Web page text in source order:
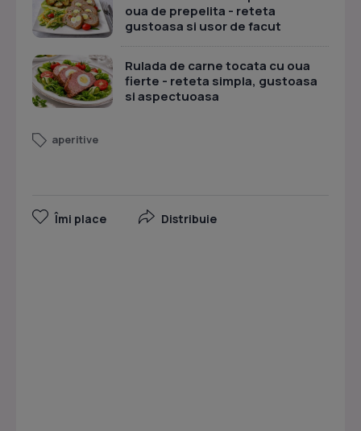
oua de prepelita - reteta
gustoasa si usor de facut
Rulada de carne tocata cu oua
fierte - reteta simpla, gustoasa
si aspectuoasa
aperitive
Îmi place Distribuie